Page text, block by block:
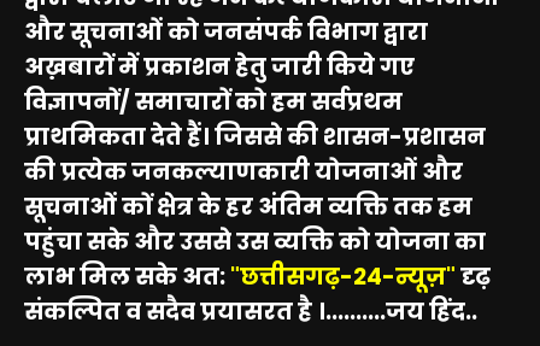
और सूचनाओं को जनसंपर्क विभाग द्वारा
अख़बारों में प्रकाशन हेतु जारी किये गए
विज्ञापनों/ समाचारों को हम सर्वप्रथम
प्राथमिकता देते हैं। जिससे की शासन-प्रशासन
की प्रत्येक जनकल्याणकारी योजनाओं और
सूचनाओं कों क्षेत्र के हर अंतिम व्यक्ति तक हम
पहुंचा सके और उससे उस व्यक्ति को योजना का
लाभ मिल सके अत:"छत्तीसगढ़-24-न्यूज़"दृढ़
संकल्पित व सदैव प्रयासरत है ।..........जय हिंद..